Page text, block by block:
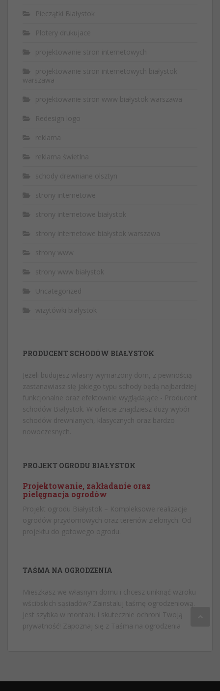
Pieczątki Białystok
Plotery drukujace
projektowanie stron internetowych
projektowanie stron internetowych białystok
warszawa
projektowanie stron www białystok warszawa
Redesign logo
reklama
reklama świetlna
schody drewniane olsztyn
strony internetowe
strony internetowe białystok
strony internetowe białystok warszawa
strony www
strony www białystok
Uncategorized
wizytówki białystok
PRODUCENT SCHODÓW BIAŁYSTOK
Jeżeli budujesz własny wymarzony dom, z pewnością
zastanawiasz się jakiego typu schody będą najbardziej
funkcjonalne oraz efektownie wyglądające - Producent
schodów Białystok . W ofercie znajdziesz duży wybór
schodów drewnianych, klasycznych oraz bardzo
nowoczesnych.
PROJEKT OGRODU BIAŁYSTOK
Projektowanie, zakładanie oraz
pielęgnacja ogrodów
Projekt ogrodu Białystok – Kompleksowe realizacje
ogrodów przydomowych oraz terenów zielonych. Od
projektu do gotowego ogrodu.
TAŚMA NA OGRODZENIA
Mieszkasz we własnym domu i chcesz uniknąć wzroku
wścibskich sąsiadów? Zainstaluj taśmę ogrodzeniową.
Jest szybka w montażu i skutecznie ochroni Twoją
prywatność! Zapoznaj się z Taśma na ogrodzenia